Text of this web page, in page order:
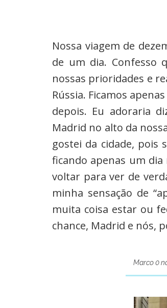
Nossa viagem de
de um dia. Confesso
nossas prioridades e
Rússia. Ficamos apenas
depois. Eu adoraria
Madrid no alto da
gostei da cidade, pois
ficando apenas um
voltar para ver de
minha sensação de
muita coisa estar ou
chance, Madrid e nós,
Marco 0